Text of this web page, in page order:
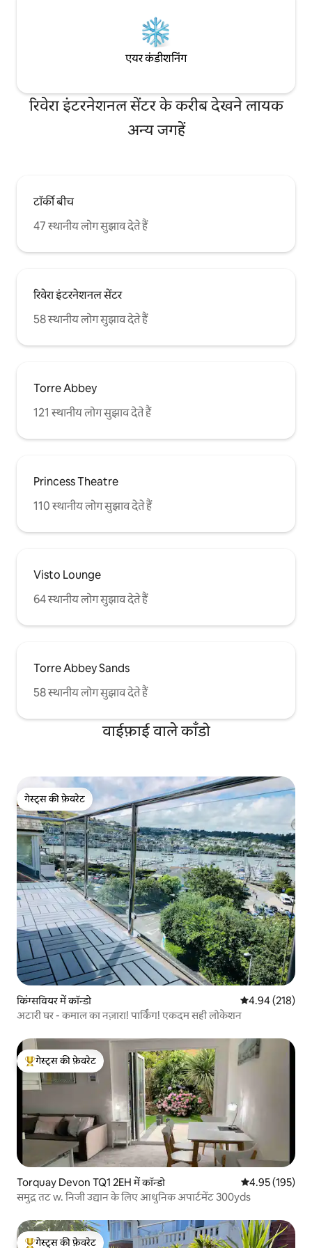
एयर कंडीशनिंग
रिवेरा इंटरनेशनल सेंटर के करीब देखने लायक
अन्य जगहें
टॉर्की बीच
47 स्थानीय लोग सुझाव देते हैं
रिवेरा इंटरनेशनल सेंटर
58 स्थानीय लोग सुझाव देते हैं
Torre Abbey
121 स्थानीय लोग सुझाव देते हैं
Princess Theatre
110 स्थानीय लोग सुझाव देते हैं
Visto Lounge
64 स्थानीय लोग सुझाव देते हैं
Torre Abbey Sands
58 स्थानीय लोग सुझाव देते हैं
वाईफ़ाई वाले काँडो
गेस्ट्स की फ़ेवरेट
गेस्ट्स की फ़ेवरेट
किंग्सवियर में कॉन्डो औसत रेटिंग 5 में से
4.94 (218)
अटारी घर - कमाल का नज़ारा! पार्किंग! एकदम सही लोकेशन
गेस्ट्स का टॉप फ़ेवरेट
गेस्ट्स की फ़ेवरेट
Torquay Devon TQ1 2EH में कॉन्डो औसत रेटिंग 5 में से
4.95 (195)
समुद्र तट w. निजी उद्यान के लिए आधुनिक अपार्टमेंट 300yds
गेस्ट्स की फ़ेवरेट